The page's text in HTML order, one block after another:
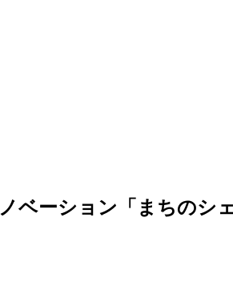
ベーション「まちのシ